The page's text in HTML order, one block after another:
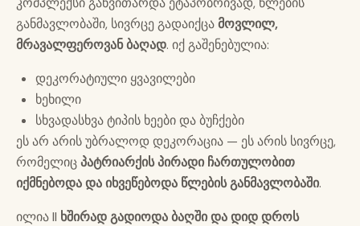
განმავლობაში, სივრცე გადაიქცამოვლილ,
მრავალფეროვან ბაღად. იქ გაშენებულია:
დეკორატიული ყვავილები
ხეხილი
სხვადასხვა ტიპის ხეები და ბუჩქები
ეს არ არის უბრალოდ დეკორაცია — ეს არის სივრცე,
რომელიცპატრიარქის პირადი ჩართულობით
იქმნებოდა და იხვეწებოდა წლების განმავლობაში.
ილია II ხშირად გადიოდა ბაღში და დიდ დროს